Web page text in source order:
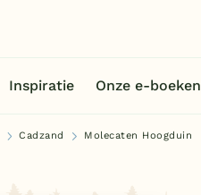
Inspiratie Onze e-boeken
Cadzand Molecaten Hoogduin